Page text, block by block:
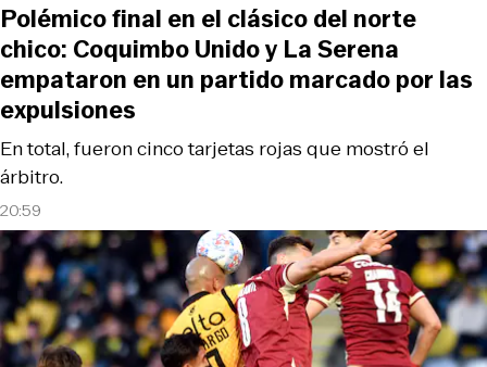
20:59
En total, fueron cinco tarjetas rojas que mostró el
árbitro.
Polémico final en el clásico del norte
chico: Coquimbo Unido y La Serena
empataron en un partido marcado por las
expulsiones